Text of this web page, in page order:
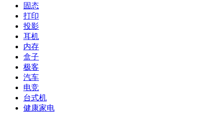
固态
打印
投影
耳机
内存
盒子
极客
汽车
电竞
台式机
健康家电